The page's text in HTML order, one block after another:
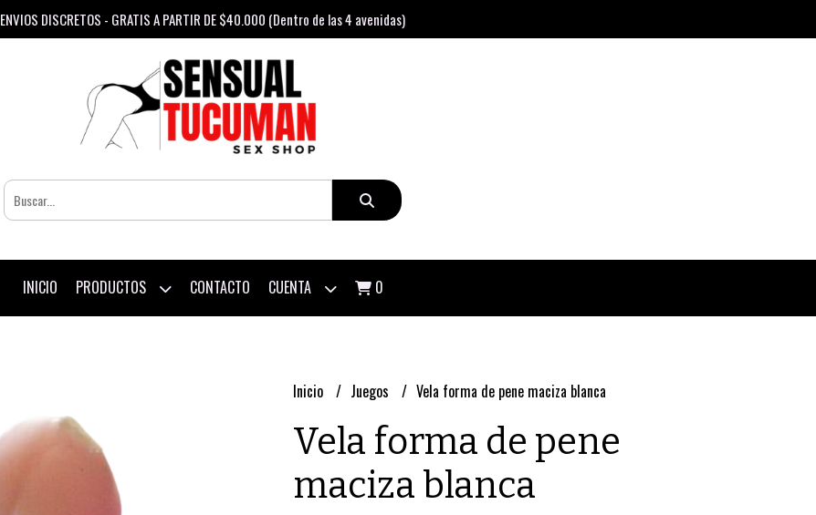
ENVIOS DISCRETOS - GRATIS A PARTIR DE $40.000 (Dentro de las 4 avenidas)
INICIO PRODUCTOS CONTACTO CUENTA 0
Inicio Juegos Vela forma de pene maciza blanca
Vela forma de pene
maciza blanca